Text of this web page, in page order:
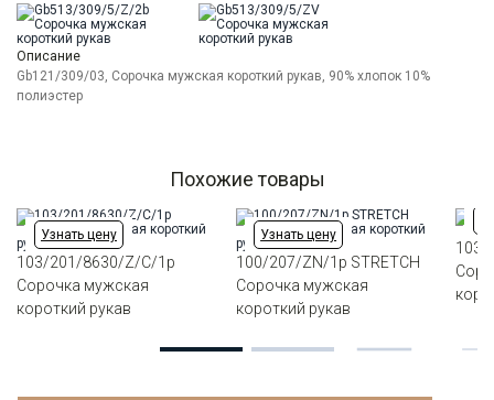
Описание
Gb121/309/03, Сорочка мужская короткий рукав, 90% хлопок 10%
полиэстер
Похожие товары
Узнать цену
103/201/8630/Z/C/1p
Сорочка мужская
короткий рукав
Узнать цену
100/207/ZN/1p STRETCH
Сорочка мужская
короткий рукав
103/